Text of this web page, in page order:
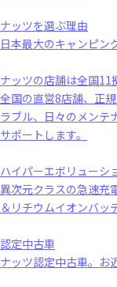
ナッツを選ぶ理由
日本最大のキャンピン
ナッツの店舗は全国11
全国の直営8店舗、正
ラブル、日々のメンテ
サポートします。
ハイパーエボリューシ
異次元クラスの急速充
＆リチウムイオンバッ
認定中古車
ナッツ認定中古車。お